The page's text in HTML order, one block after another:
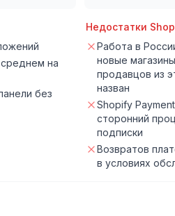
на
без
Недостатки
Работа в
новые
продавцов из
назван
Shopify
сторонний
подписки
Возвратов
в условиях